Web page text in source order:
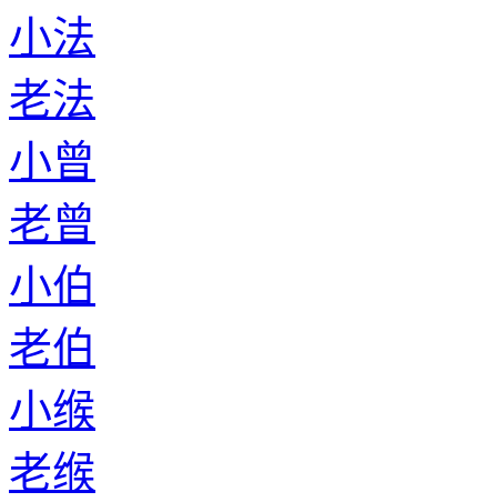
小法
老法
小曾
老曾
小伯
老伯
小缑
老缑